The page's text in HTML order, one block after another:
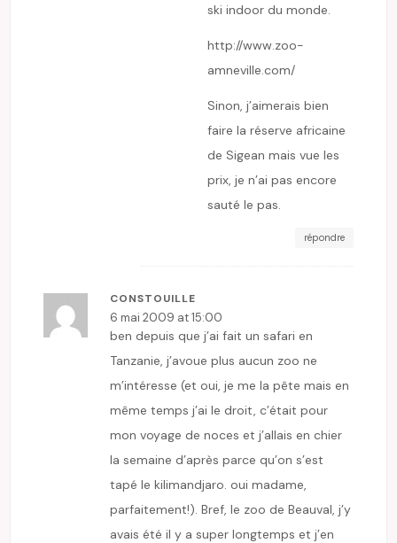
ski indoor du monde.
http://www.zoo-
amneville.com/
Sinon, j’aimerais bien
faire la réserve africaine
de Sigean mais vue les
prix, je n’ai pas encore
sauté le pas.
répondre
CONSTOUILLE
6 mai 2009 at 15:00
ben depuis que j’ai fait un safari en
Tanzanie, j’avoue plus aucun zoo ne
m’intéresse (et oui, je me la pête mais en
même temps j’ai le droit, c’était pour
mon voyage de noces et j’allais en chier
la semaine d’après parce qu’on s’est
tapé le kilimandjaro. oui madame,
parfaitement!). Bref, le zoo de Beauval, j’y
avais été il y a super longtemps et j’en